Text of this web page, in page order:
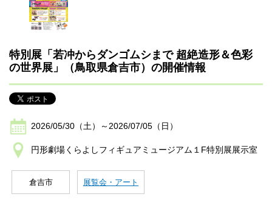
特別展「若冲からダンゴムシまで 超絶造形＆色彩
の世界展」（鳥取県倉吉市）の開催情報
2026/05/30（土）～2026/07/05（日）
円形劇場くらよしフィギュアミュージアム１F特別展展示室
倉吉市 展覧会・アート